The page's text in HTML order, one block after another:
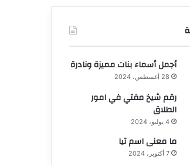
أجمل أسماء بنات مميزة ونادرة
28 أغسطس، 2024
رقم شيخ مفتي في امور
الطلاق
4 يوليو، 2024
ما معنى اسم تيا
7 أكتوبر، 2024